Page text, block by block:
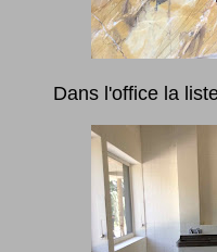
Dans l'office la